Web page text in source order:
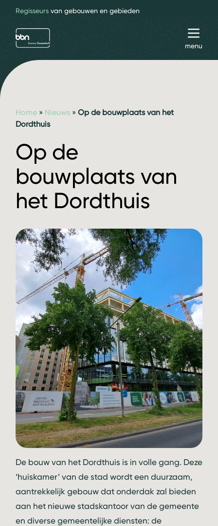
Regisseurs van gebouwen en gebieden
bbn adviseurs
menu
Home » Nieuws » Op de bouwplaats van het
Dordthuis
Op de
bouwplaats van
het Dordthuis
De bouw van het Dordthuis is in volle gang. Deze
‘huiskamer’ van de stad wordt een duurzaam,
aantrekkelijk gebouw dat onderdak zal bieden
aan het nieuwe stadskantoor van de gemeente
en diverse gemeentelijke diensten: de